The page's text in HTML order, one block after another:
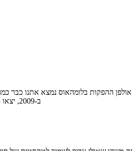
ב-2009, יצאו תחת לוגו החברה עשרות סרטי אימה, חלק גדול מהם אתם בטוח מכירים. כמה מהם היו מדהימים, כמה מהם היו אסון בלתי צפי, וכמה מהם איפשהו על הסקאלה.…